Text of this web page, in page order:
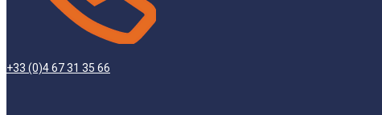
+33 (0)4 67 31 35 66